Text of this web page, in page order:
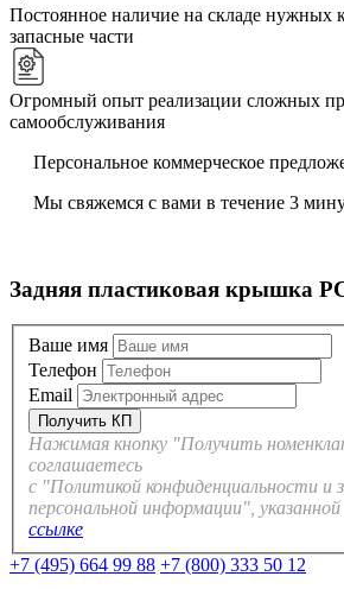
Постоянное наличие на складе нужных
запасные части
Огромный опыт реализации сложных
самообслуживания
Персональное коммерческое
Мы свяжемся с вами в течение 3
Задняя пластиковая крышка
Ваше имя
Телефон
Email
Нажимая кнопку "Получить
соглашаетесь
с "Политикой конфиденциальности и
персональной информации",
ссылке
+7 (495) 664 99 88 +7 (800) 333 50 12